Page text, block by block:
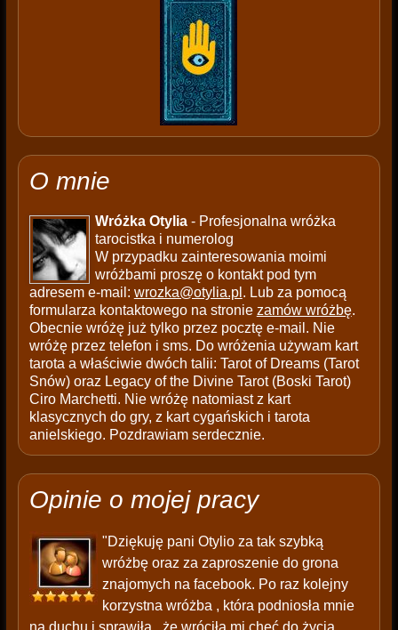
O mnie
Wróżka Otylia- Profesjonalna wróżka
tarocistka i numerolog
W przypadku zainteresowania moimi
wróżbami proszę o kontakt pod tym
adresem e-mail: wrozka@otylia.pl . Lub za pomocą
formularza kontaktowego na stronie zamów wróżbę.
Obecnie wróżę już tylko przez pocztę e-mail. Nie
wróżę przez telefon i sms. Do wróżenia używam kart
tarota a właściwie dwóch talii: Tarot of Dreams (Tarot
Snów) oraz Legacy of the Divine Tarot (Boski Tarot)
Ciro Marchetti. Nie wróżę natomiast z kart
klasycznych do gry, z kart cygańskich i tarota
anielskiego. Pozdrawiam serdecznie.
Opinie o mojej pracy
"Dziękuję pani Otylio za tak szybką
wróżbę oraz za zaproszenie do grona
znajomych na facebook. Po raz kolejny
korzystna wróżba , która podniosła mnie
na duchu i sprawiła , że wróciła mi chęć do życia ,